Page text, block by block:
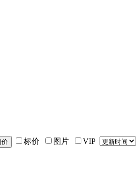
标价 图片 VIP